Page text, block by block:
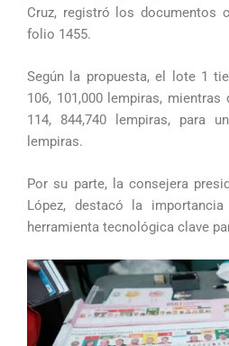
Cruz, registró los documentos
folio 1455.
Según la propuesta, el lote 1
106, 101,000 lempiras,
114, 844,740 lempiras, para
lempiras.
Por su parte, la consejera
López, destacó la
herramienta tecnológica clave